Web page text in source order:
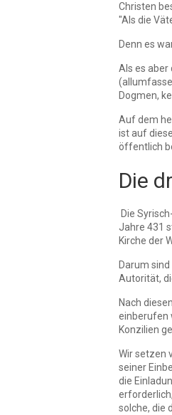
Christen
"Als die
Denn es
Als es aber
Dogmen,
Auf dem
ist auf
öffentlich
Die
Die
Jahre 431
Kirche der
Darum
Autorität,
Nach
einberufen
Konzilien
Wir setzen
seiner
die
solche, die